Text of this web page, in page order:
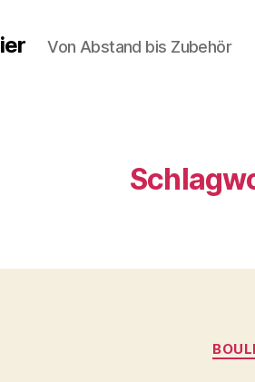
Von Abstand bis Zubehör